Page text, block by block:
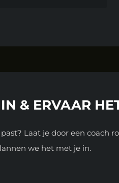
& ERVAAR
Laat je door een coach
we het met je in.